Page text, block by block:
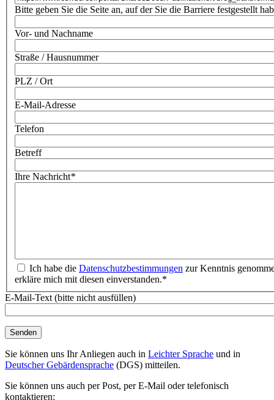
Bitte geben Sie die Seite an, auf der Sie die Barriere festgestellt
Vor- und Nachname
Straße / Hausnummer
PLZ / Ort
E-Mail-Adresse
Telefon
Betreff
Ihre Nachricht*
Ich habe die Datenschutzbestimmungen zur Kenntnis
erkläre mich mit diesen einverstanden.*
E-Mail-Text (bitte nicht ausfüllen)
Sie können uns Ihr Anliegen auch in Leichter Sprache und in
Deutscher Gebärdensprache (DGS) mitteilen.
Sie können uns auch per Post, per E-Mail oder telefonisch
kontaktieren: